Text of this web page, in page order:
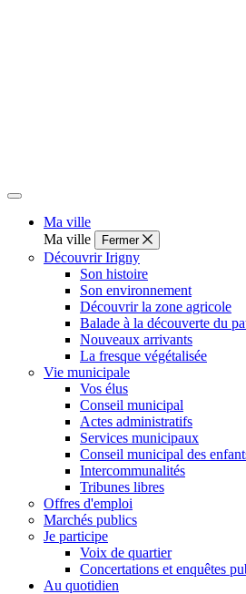
Ma ville
Ma ville
Fermer
Découvrir Irigny
Son histoire
Son environnement
Découvrir la zone agricole
Balade à la découverte du
Nouveaux arrivants
La fresque végétalisée
Vie municipale
Vos élus
Conseil municipal
Actes administratifs
Services municipaux
Conseil municipal des
Intercommunalités
Tribunes libres
Offres d'emploi
Marchés publics
Je participe
Voix de quartier
Concertations et enquêtes
Au quotidien